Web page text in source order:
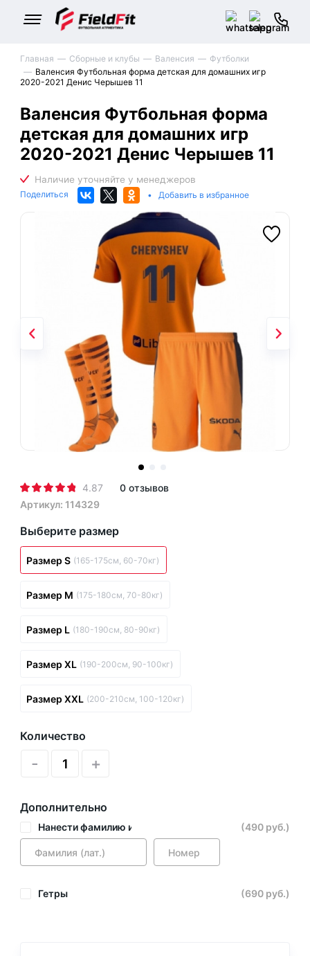
Главная Сборные и клубы Валенсия
Футболки
Валенсия Футбольная форма детская для домашних игр
2020-2021 Денис Черышев 11
Валенсия Футбольная форма
детская для домашних игр
2020-2021 Денис Черышев 11
Поделиться • Добавить в избранное
4.87
0 отзывов
Артикул: 114329
Выберите размер
Размер S (165-175см, 60-70кг)
Размер M (175-180см, 70-80кг)
Размер L (180-190см, 80-90кг)
Размер XL (190-200см, 90-100кг)
Размер XXL (200-210см, 100-120кг)
Количество
- +
Дополнительно
Нанести фамилию и номер (490 руб.)
Гетры (690 руб.)